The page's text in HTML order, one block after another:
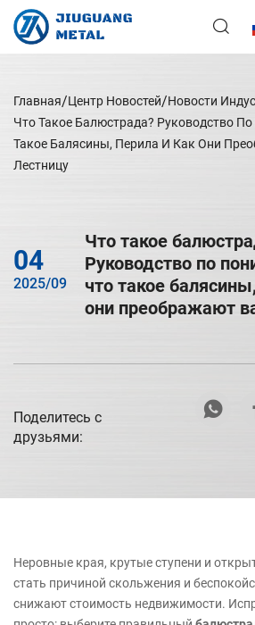
Главная Центр Новостей Новости
Что Такое Балюстрада? Руководство
Такое Балясины, Перила И Как Они
Лестницу
04
2025/09
Что такое
Руководство по
что такое
они преображают
Поделитесь с
друзьями:
Неровные края, крутые ступени и
стать причиной скольжения и
снижают стоимость недвижимости.